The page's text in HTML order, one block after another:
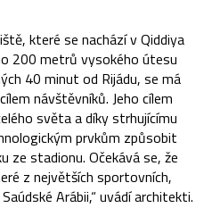
které se nachází v Qiddiya
200 metrů vysokého útesu
40 minut od Rijádu, se má
návštěvníků. Jeho cílem
světa a díky strhujícímu
prvkům způsobit
ze stadionu. Očekává se, že
z největších sportovních,
Arábii,“ uvádí architekti.